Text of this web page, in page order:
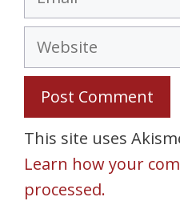
Website
This site uses
Learn how your
processed.